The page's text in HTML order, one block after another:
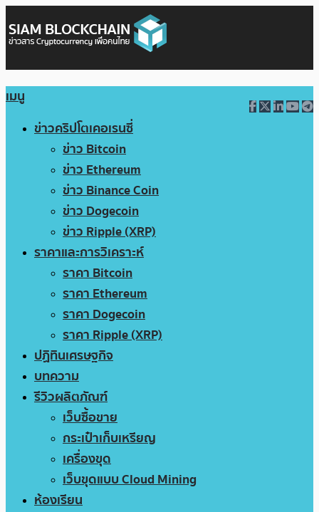
เมนู
ข่าวคริปโตเคอเรนซี่
ข่าว Bitcoin
ข่าว Ethereum
ข่าว Binance Coin
ข่าว Dogecoin
ข่าว Ripple (XRP)
ราคาและการวิเคราะห์
ราคา Bitcoin
ราคา Ethereum
ราคา Dogecoin
ราคา Ripple (XRP)
ปฏิทินเศรษฐกิจ
บทความ
รีวิวผลิตภัณฑ์
เว็บซื้อขาย
กระเป๋าเก็บเหรียญ
เครื่องขุด
เว็บขุดแบบ Cloud Mining
ห้องเรียน